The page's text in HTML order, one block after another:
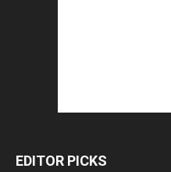
EDITOR PICKS